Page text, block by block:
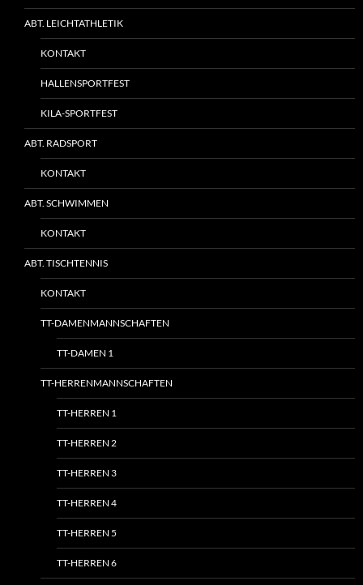
ABT. LEICHTATHLETIK
KONTAKT
HALLENSPORTFEST
KILA-SPORTFEST
ABT. RADSPORT
KONTAKT
ABT. SCHWIMMEN
KONTAKT
ABT. TISCHTENNIS
KONTAKT
TT-DAMENMANNSCHAFTEN
TT-DAMEN 1
TT-HERRENMANNSCHAFTEN
TT-HERREN 1
TT-HERREN 2
TT-HERREN 3
TT-HERREN 4
TT-HERREN 5
TT-HERREN 6